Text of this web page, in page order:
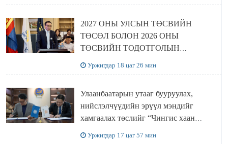
2027 ОНЫ УЛСЫН ТӨСВИЙН
ТӨСӨЛ БОЛОН 2026 ОНЫ
ТӨСВИЙН ТОДОТГОЛЫН
Уржигдар 18 цаг 26 мин
Улаанбаатарын утааг бууруулах,
нийслэлчүүдийн эрүүл мэндийг
хамгаалах төслийг “Чингис хаан
Уржигдар 17 цаг 57 мин